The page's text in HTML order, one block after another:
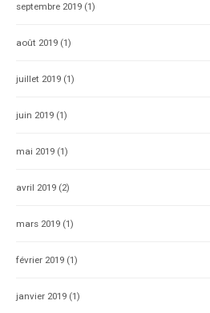
septembre 2019 (1)
août 2019 (1)
juillet 2019 (1)
juin 2019 (1)
mai 2019 (1)
avril 2019 (2)
mars 2019 (1)
février 2019 (1)
janvier 2019 (1)